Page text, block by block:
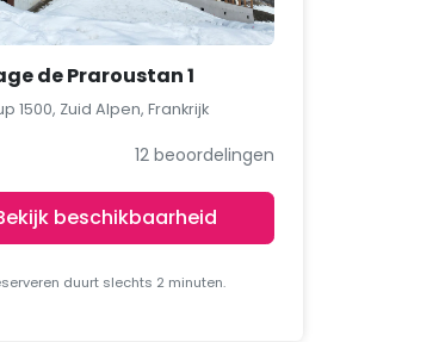
de Praroustan 1
1500, Zuid Alpen, Frankrijk
12 beoordelingen
beschikbaarheid
duurt slechts 2 minuten.